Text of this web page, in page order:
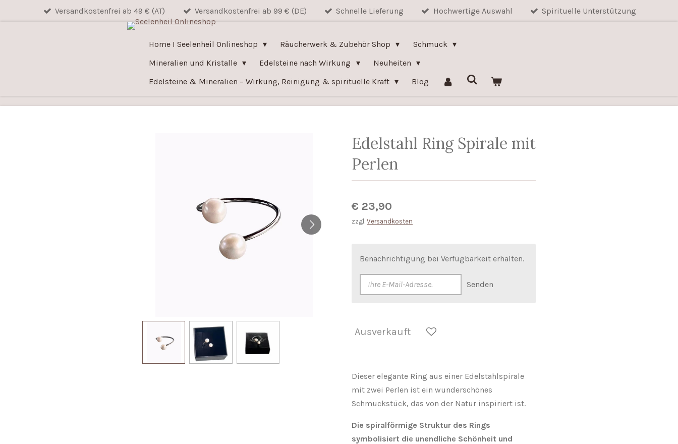
Versandkostenfrei ab 49 € (AT) Versandkostenfrei ab 99 € (DE) Schnelle Lieferung Hochwertige Auswahl Spirituelle Unterstützung
Home I Seelenheil Onlineshop Räucherwerk & Zubehör Shop
Schmuck
Mineralien und Kristalle
Edelsteine nach Wirkung
Neuheiten
Edelsteine & Mineralien – Wirkung, Reinigung & spirituelle Kraft
Blog
Edelstahl Ring Spirale mit
Perlen
€ 23,90
zzgl. Versandkosten
Benachrichtigung bei Verfügbarkeit erhalten.
Senden
Ausverkauft
Dieser elegante Ring aus einer Edelstahlspirale
mit zwei Perlen ist ein wunderschönes
Schmuckstück, das von der Natur inspiriert ist.
Die spiralförmige Struktur des Rings
symbolisiert die unendliche Schönheit und